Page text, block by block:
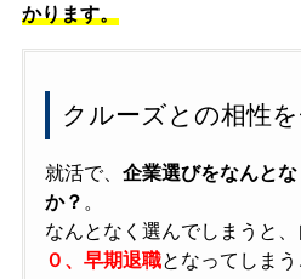
かります。
クルーズとの相性
就活で、 企業選びをなんと
か？ 。
なんとなく選んでしまうと
０、早期退職となってしまう